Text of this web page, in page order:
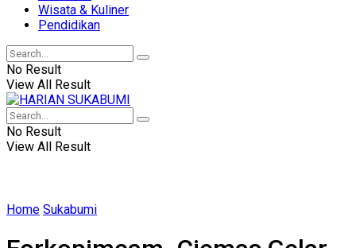
Wisata & Kuliner
Pendidikan
No Result
View All Result
No Result
View All Result
Home Sukabumi